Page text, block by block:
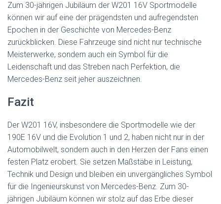
Zum 30-jährigen Jubiläum der W201 16V Sportmodelle
können wir auf eine der prägendsten und aufregendsten
Epochen in der Geschichte von Mercedes-Benz
zurückblicken. Diese Fahrzeuge sind nicht nur technische
Meisterwerke, sondern auch ein Symbol für die
Leidenschaft und das Streben nach Perfektion, die
Mercedes-Benz seit jeher auszeichnen.
Fazit
Der W201 16V, insbesondere die Sportmodelle wie der
190E 16V und die Evolution 1 und 2, haben nicht nur in der
Automobilwelt, sondern auch in den Herzen der Fans einen
festen Platz erobert. Sie setzen Maßstäbe in Leistung,
Technik und Design und bleiben ein unvergängliches Symbol
für die Ingenieurskunst von Mercedes-Benz. Zum 30-
jährigen Jubiläum können wir stolz auf das Erbe dieser